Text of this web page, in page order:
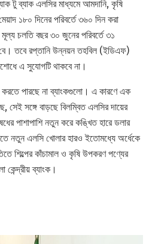
টু ব্যাক এলসির মাধ্যমে আমদানি, কৃষি
১৮০ দিনের পরিবর্তে ৩৬০ দিন করা
চলতি বছর ৩০ জুনের পরিবর্তে ৩১
তবে রপ্তানি উন্নয়ন তহবিল (ইডিএফ)
এ সুযোগটি থাকবে না।
করতে পারছে না ব্যাংকগুলো। এ কারণে এক
সেই সঙ্গে বাড়ছে বিলম্বিত এলসির দায়ের
পাশাপাশি নতুন করে কঙ্খিত হারে ডলার
নতুন এলসি খোলার হারও ইতোমধ্যে অর্ধেকে
শিল্পের কাঁচামাল ও কৃষি উপকরণ পণ্যের
ব্যাংক।